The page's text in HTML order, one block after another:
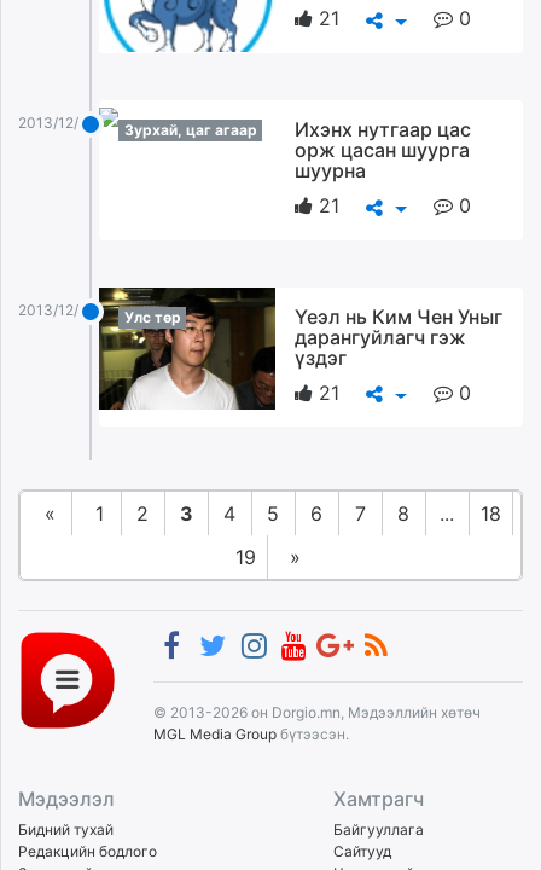
21
0
2013/12/21 Зурхай, цаг агаар
Ихэнх нутгаар цас
орж цасан шуурга
шуурна
21
0
2013/12/21 Улс төр
Үеэл нь Ким Чен Уныг
дарангуйлагч гэж
үздэг
21
0
« 1 2 3 4 5 6 7 8 ...
18
19
»
© 2013-2026 он Dorgio.mn, Мэдээллийн хөтөч
MGL Media Group бүтээсэн.
Мэдээлэл
Бидний тухай
Редакцийн бодлого
Хамтрагч
Байгууллага
Сайтууд